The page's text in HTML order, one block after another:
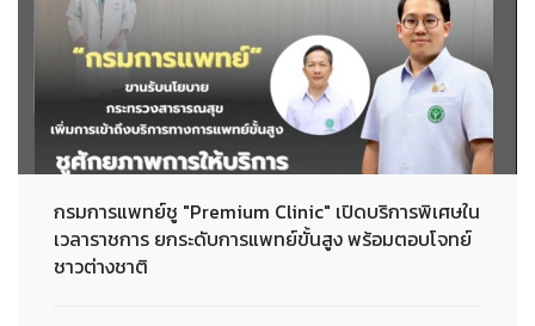
กรมการแพทย์ชู "Premium Clinic" เปิดบริการพิเศษใน
เวลาราชการ ยกระดับการแพทย์ขั้นสูง พร้อมตอบโจทย์
ชาวต่างชาติ